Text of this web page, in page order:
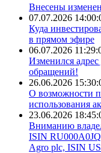
Внесены
07.07.2026
​Куда
в прямом эфире
06.07.2026
Изменился
обращений!
26.06.2026
О возможности
использования
23.06.2026
Вниманию
ISIN
Agro plc, ISIN